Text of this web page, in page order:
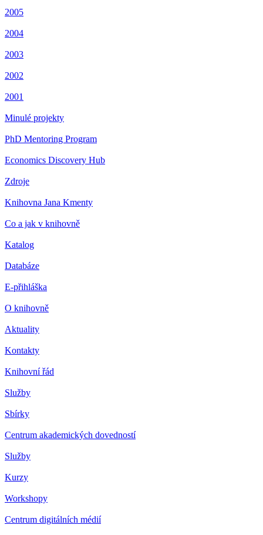
2005
2004
2003
2002
2001
Minulé projekty
PhD Mentoring Program
Economics Discovery Hub
Zdroje
Knihovna Jana Kmenty
Co a jak v knihovně
Katalog
Databáze
E-přihláška
O knihovně
Aktuality
Kontakty
Knihovní řád
Služby
Sbírky
Centrum akademických dovedností
Služby
Kurzy
Workshopy
Centrum digitálních médií